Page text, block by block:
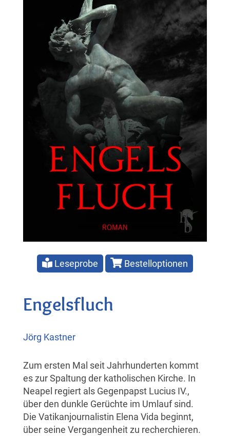
Leseprobe Bestelloptionen
Engelsfluch
Jörg Kastner
Zum ersten Mal seit Jahrhunderten kommt
es zur Spaltung der katholischen Kirche. In
Neapel regiert als Gegenpapst Lucius IV.,
über den dunkle Gerüchte im Umlauf sind.
Die Vatikanjournalistin Elena Vida beginnt,
über seine Vergangenheit zu recherchieren.